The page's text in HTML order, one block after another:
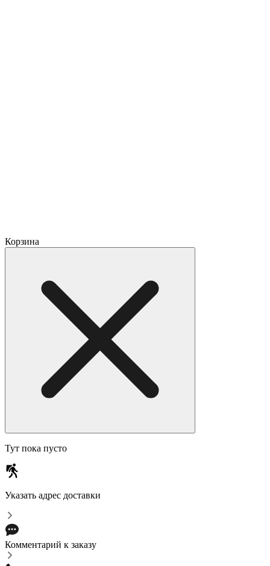
Корзина
Тут пока пусто
Указать адрес доставки
Комментарий к заказу